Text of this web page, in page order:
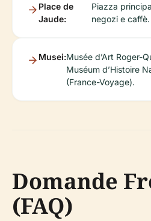
Place de
Jaude:
Piazza
negozi e caffè.
Musei:Musée d’Art Roger-
Muséum d’Histoire
(France-Voyage).
Domande
(FAQ)